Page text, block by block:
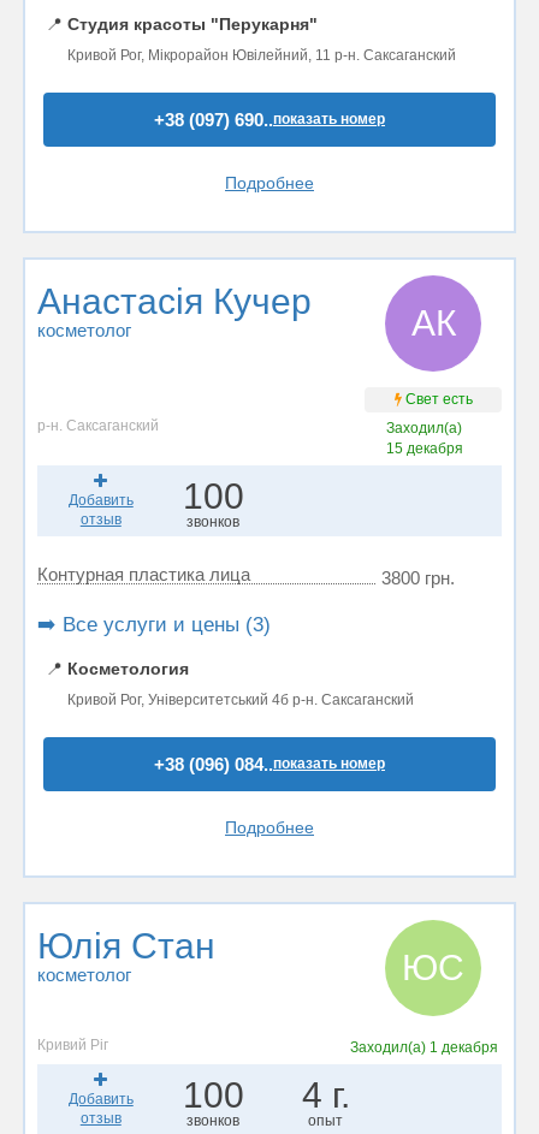
📍 Студия красоты "Перукарня"
Кривой Рог, Мікрорайон Ювілейний, 11 р-н. Саксаганский
+38 (097) 690..показать номер
Подробнее
Анастасія Кучер
косметолог АК
Свет есть
р-н. Саксаганский
Заходил(а)
15 декабря
Добавить
отзыв
100
звонков
Контурная пластика лица 3800 грн.
➡️ Все услуги и цены (3)
📍 Косметология
Кривой Рог, Університетський 4б р-н. Саксаганский
+38 (096) 084..показать номер
Подробнее
Юлія Стан
косметолог ЮС
Кривий Ріг Заходил(а) 1 декабря
Добавить
отзыв
100
звонков
4 г.
опыт